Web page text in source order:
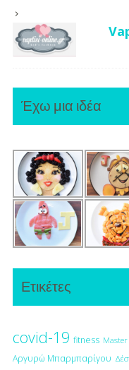
Έχω μια ιδέα
Ετικέτες
covid-19 fitness Master
Αργυρώ Μπαρμπαρίγου